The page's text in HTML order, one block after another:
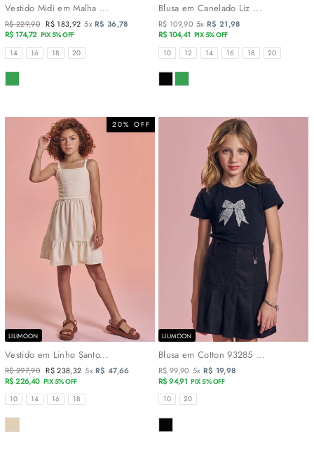
Vestido Midi em Malha ...
Preço
normal
R$ 229,90 Preço
promocional
R$ 183,92 5xR$ 36,78
R$ 174,72 PIX 5% OFF
TAMANHOS
14 16 18 20
COR
Blusa em Canelado Liz ...
R$ 109,90 5x R$ 21,98
R$ 104,41 PIX 5% OFF
TAMANHOS
10 12 14 16 18 20
COR
20% OFF
LILIMOON
Vestido em Linho Santo...
Preço
normal
R$ 297,90 Preço
promocional
R$ 238,32 5xR$ 47,66
R$ 226,40 PIX 5% OFF
TAMANHOS
10 14 16 18
COR
LILIMOON
Blusa em Cotton 93285 ...
R$ 99,90 5x R$ 19,98
R$ 94,91 PIX 5% OFF
TAMANHOS
10 20
COR